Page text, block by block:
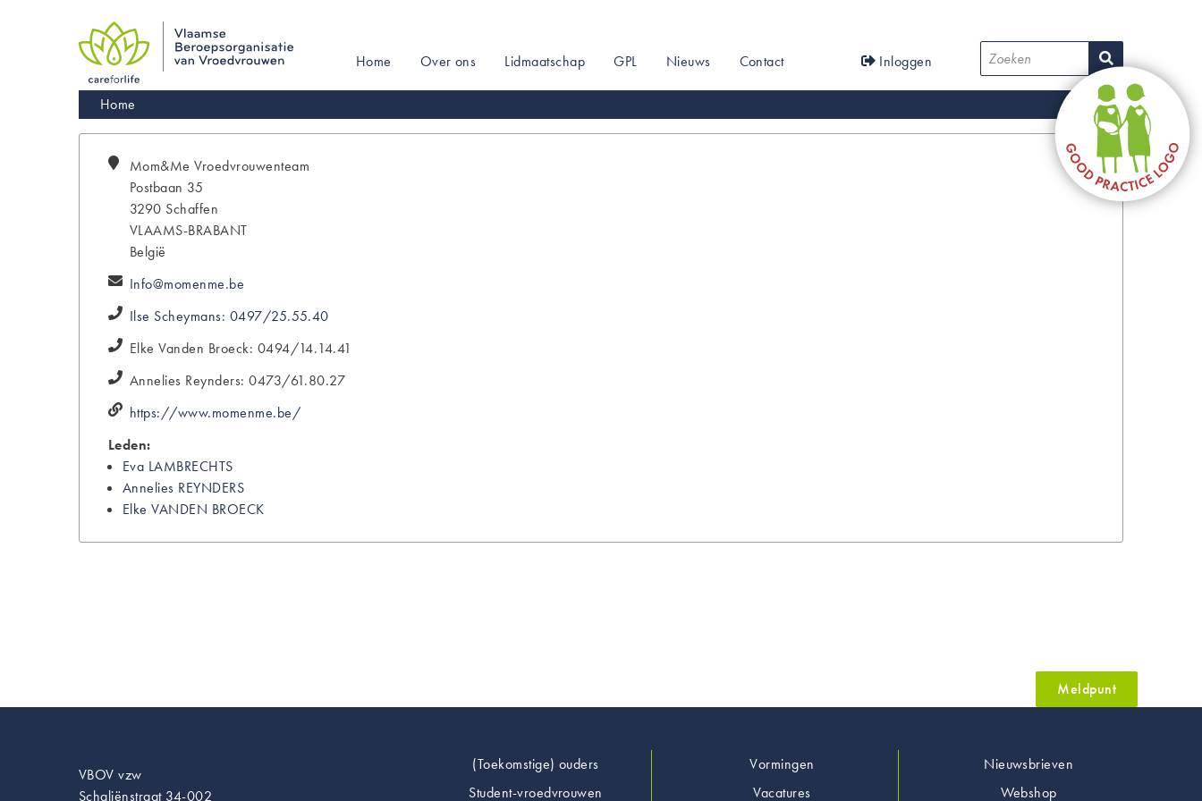
Main
navigation
Home Over ons Lidmaatschap GPL Nieuws Contact
User
account
menu
Inloggen Zoeken
Kruimelpad
Home
Mom&Me Vroedvrouwenteam
Postbaan 35
3290 Schaffen
VLAAMS-BRABANT
België
Info@momenme.be
Ilse Scheymans: 0497/25.55.40
Elke Vanden Broeck: 0494/14.14.41
Annelies Reynders: 0473/61.80.27
https://www.momenme.be/
Leden:
Eva LAMBRECHTS
Annelies REYNDERS
Elke VANDEN BROECK
Meldpunt
VBOV vzw
Schaliënstraat 34-002
Footer(Toekomstige) ouders
Student-vroedvrouwen
Vormingen
Vacatures
Nieuwsbrieven
Webshop